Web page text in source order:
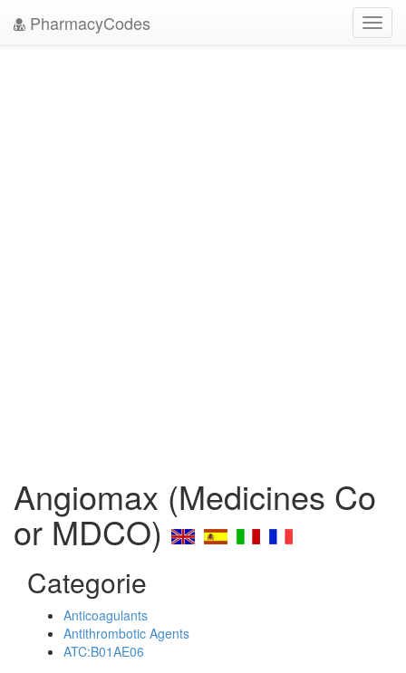
PharmacyCodes
Angiomax (Medicines Co
or MDCO)
Categorie
Anticoagulants
Antithrombotic Agents
ATC:B01AE06